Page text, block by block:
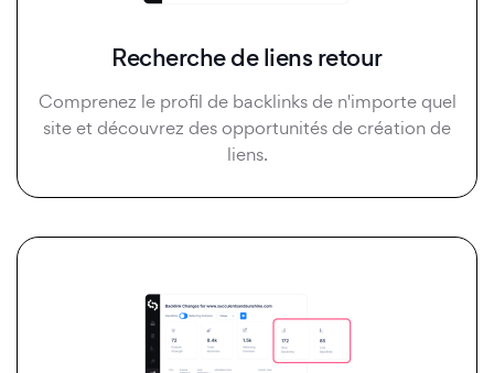
Recherche de liens retour
Comprenez le profil de backlinks de n'importe quel
site et découvrez des opportunités de création de
liens.